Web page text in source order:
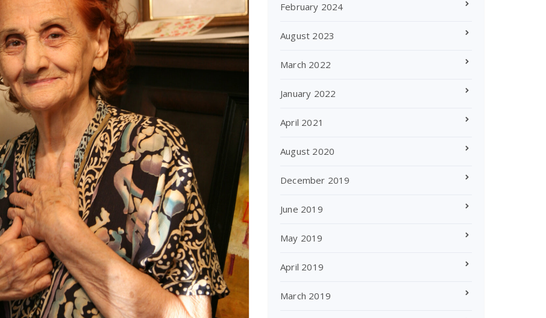
February 2024
August 2023
March 2022
January 2022
April 2021
August 2020
December 2019
June 2019
May 2019
April 2019
March 2019